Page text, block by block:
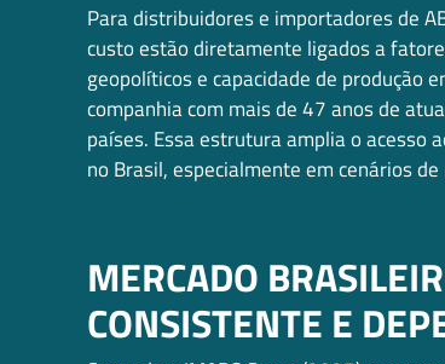
Para distribuidores e importadores de
custo estão diretamente ligados a
geopolíticos e capacidade de produção
companhia com mais de 47 anos de
países. Essa estrutura amplia o acesso
no Brasil, especialmente em cenários
MERCADO
CONSISTENTE E